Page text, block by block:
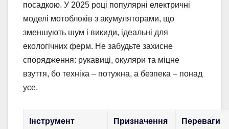
посадкою. У 2025 році популярні електричні
моделі мотоблоків з акумуляторами, що
зменшують шум і викиди, ідеальні для
екологічних ферм. Не забудьте захисне
спорядження: рукавиці, окуляри та міцне
взуття, бо техніка – потужна, а безпека – понад
усе.
Інструмент Призначення Переваги